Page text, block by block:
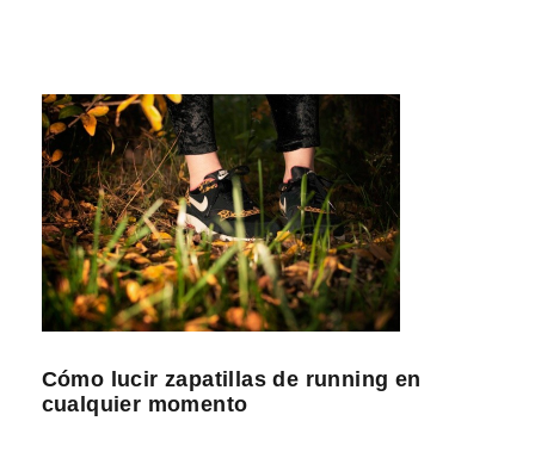
Cómo lucir zapatillas de running en
cualquier momento